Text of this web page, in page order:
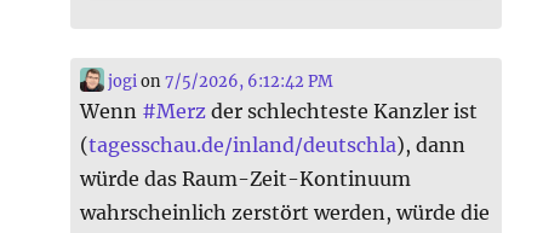
jogi on7/5/2026, 6:12:42 PM
Wenn #Merz der schlechteste Kanzler ist
(tagesschau.de/inland/deutschla), dann
würde das Raum-Zeit-Kontinuum
wahrscheinlich zerstört werden, würde die